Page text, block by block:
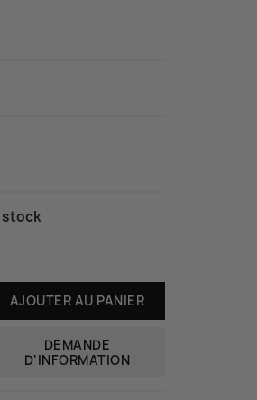
stock
AJOUTER AU PANIER
DEMANDE
D'INFORMATION